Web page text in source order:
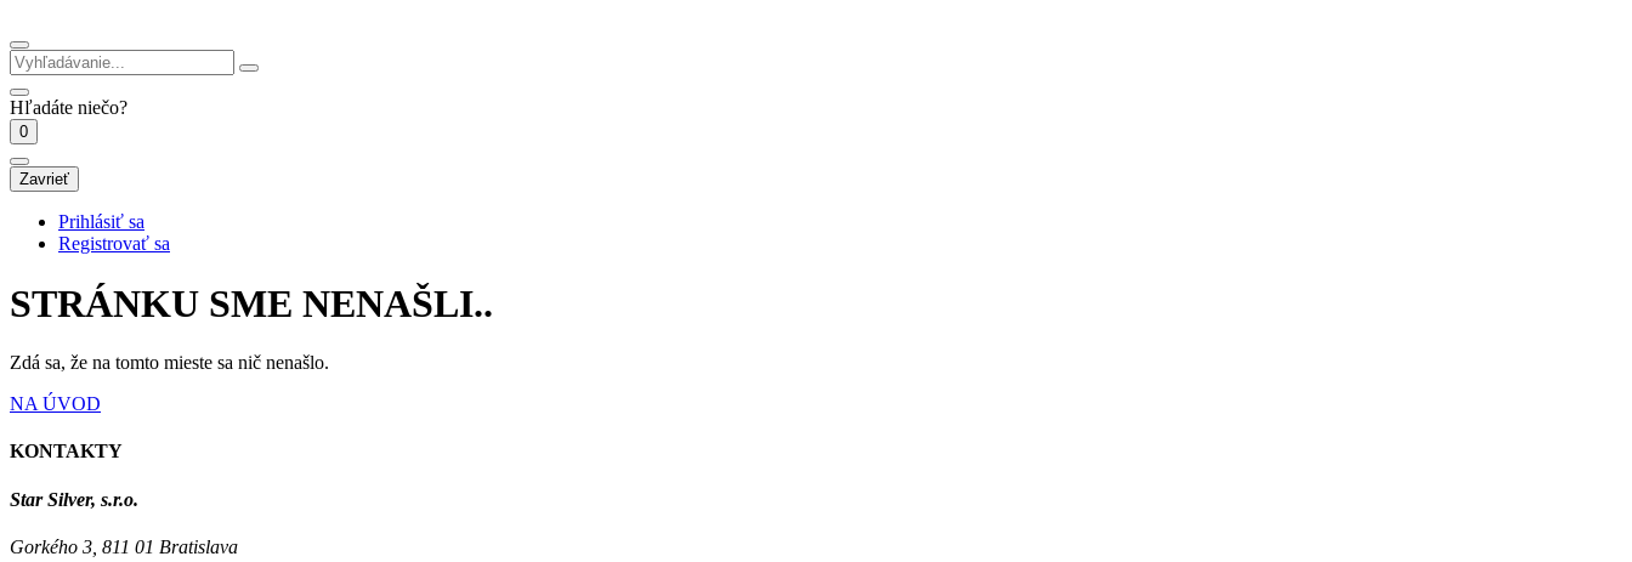
Hľadáte niečo?
0
Zavrieť
Prihlásiť sa
Registrovať sa
STRÁNKU SME NENAŠLI..
Zdá sa, že na tomto mieste sa nič nenašlo.
NA ÚVOD
KONTAKTY
Star Silver, s.r.o.
Gorkého 3, 811 01 Bratislava